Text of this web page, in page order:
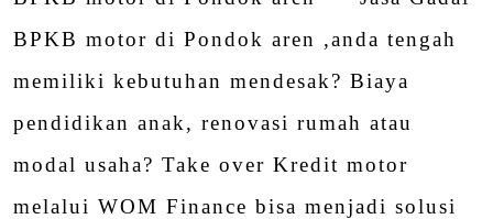
BPKB motor di Pondok aren ,anda tengah
memiliki kebutuhan mendesak? Biaya
pendidikan anak, renovasi rumah atau
modal usaha? Take over Kredit motor
melalui WOM Finance bisa menjadi solusi